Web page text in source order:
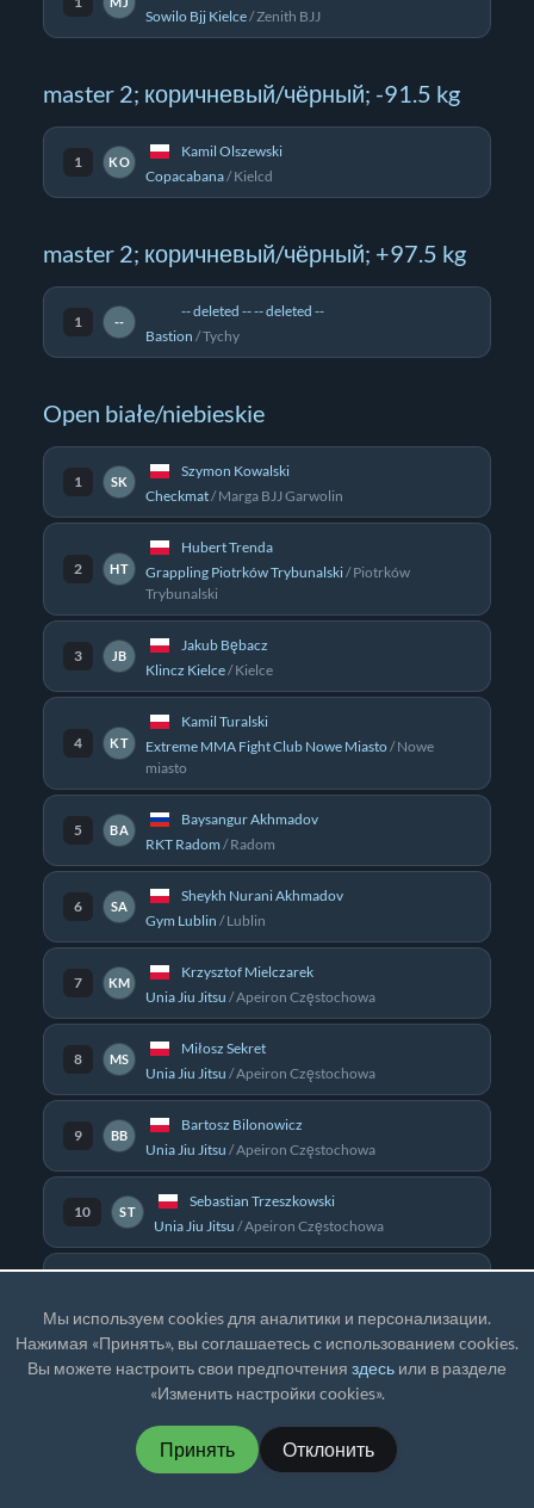
Sowilo Bjj Kielce/Zenith BJJ
master 2; коричневый/чёрный; -91.5 kg
1 KO
Kamil Olszewski
Copacabana/Kielcd
master 2; коричневый/чёрный; +97.5 kg
1 --
-- deleted -- -- deleted --
Bastion /Tychy
Open białe/niebieskie
1 SK
Szymon Kowalski
Checkmat/Marga BJJ Garwolin
2 HT
Hubert Trenda
Grappling Piotrków Trybunalski/Piotrków
Trybunalski
3 JB
Jakub Bębacz
Klincz Kielce/Kielce
4 KT
Kamil Turalski
Extreme MMA Fight Club Nowe Miasto/Nowe
miasto
5 BA
Baysangur Akhmadov
RKT Radom /Radom
6 SA
Sheykh Nurani Akhmadov
Gym Lublin /Lublin
7 KM
Krzysztof Mielczarek
Unia Jiu Jitsu /Apeiron Częstochowa
8 MS
Miłosz Sekret
Unia Jiu Jitsu /Apeiron Częstochowa
9 BB
Bartosz Bilonowicz
Unia Jiu Jitsu /Apeiron Częstochowa
10 ST
Sebastian Trzeszkowski
Unia Jiu Jitsu /Apeiron Częstochowa
Hubert Pustuł
12 KS
Kamil Skowroński
Akademia BJJ /Pińczów
KW
Krystian Witek
Fabryka Zdrowia Stalowa Wola / Stalowa Wola
Мы используем cookies для аналитики и персонализации.
Нажимая «Принять», вы соглашаетесь с использованием cookies.
Вы можете настроить свои предпочтения здесь или в разделе
«Изменить настройки cookies».
Принять Отклонить